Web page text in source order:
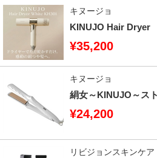
キヌージョ
KINUJO Hair Dryer
¥35,200
キヌージョ
絹女～KINUJO～ス
¥24,200
リビジョンスキンケア